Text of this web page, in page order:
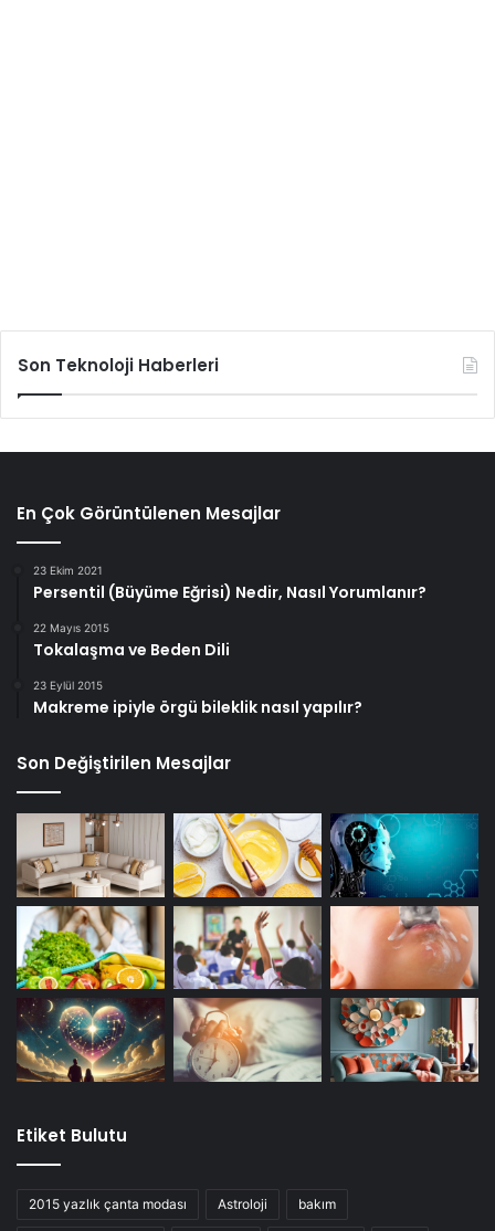
Son Teknoloji Haberleri
En Çok Görüntülenen Mesajlar
23 Ekim 2021
Persentil (Büyüme Eğrisi) Nedir, Nasıl Yorumlanır?
22 Mayıs 2015
Tokalaşma ve Beden Dili
23 Eylül 2015
Makreme ipiyle örgü bileklik nasıl yapılır?
Son Değiştirilen Mesajlar
Etiket Bulutu
2015 yazlık çanta modası Astroloji bakım